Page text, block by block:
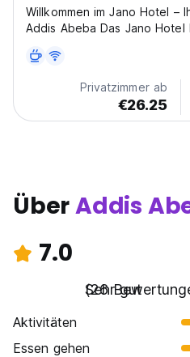
Willkommen im Jano Hotel –
Addis Abeba Das Jano
die perfekte Mischung aus
herzlicher äthiopischer
Privatzimmer ab
€26.25
ÜberAddis
7.0
Sehr gut
(26
Aktivitäten
Essen gehen